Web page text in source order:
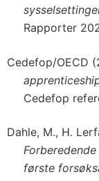
Rapporter
Cedefop/OECD
Cedefop
Dahle, M., H.
første